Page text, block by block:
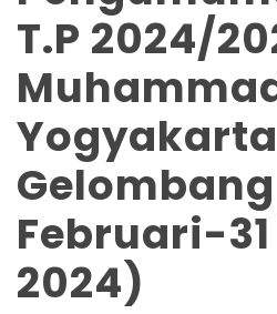
T.P 2024/
Yogyakarta
Februari-
2024)